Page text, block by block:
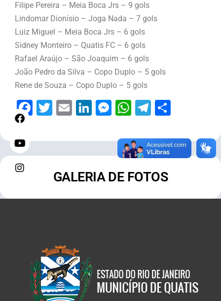
Filipe Pereira – Meia Boca Jrs – 9 gols
Lindomar Dionísio – Joga Nada – 7 gols
Luiz Miguel – Meia Boca Jrs – 6 gols
Sidney Monteiro – Quatis FC – 6 gols
Rafael Araújo – São Joaquim – 6 gols
João Pedro da Silva – Copo Duplo – 5 gols
Rene de Souza – Copo Duplo – 5 gols
Facebook
Twitter
EmailLinkedIn
Messenger
WhatsApp
Telegram
GALERIA DE FOTOS